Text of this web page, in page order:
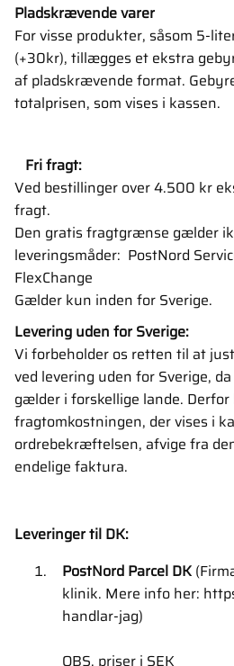
Pladskrævende varer
For visse produkter, såsom 5-
(+30kr), tillægges et ekstra
af pladskrævende format.
totalprisen, som vises i kassen.
Fri fragt:
Ved bestillinger over 4.500 kr
fragt.
Den gratis fragtgrænse gælder
leveringsmåder: PostNord
FlexChange
Gælder kun inden for Sverige.
Levering uden for Sverige:
Vi forbeholder os retten til at
ved levering uden for Sverige,
gælder i forskellige lande. Derfor
fragtomkostningen, der vises i
ordrebekræftelsen, afvige fra
endelige faktura.
Leveringer til DK:
PostNord Parcel DK
klinik. Mere info her:
handlar-jag)
OBS, priser i SEK